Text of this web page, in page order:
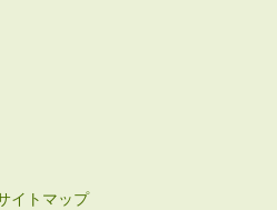
イトマップ